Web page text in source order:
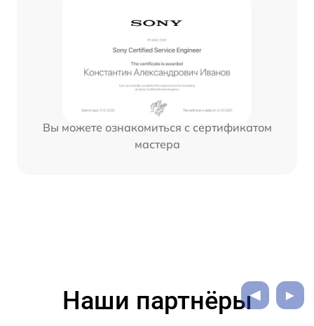
Вы можете ознакомиться с сертификатом
мастера
Наши партнёры